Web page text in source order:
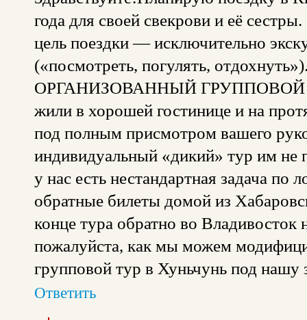
года для своей свекрови и её сестры.
цель поездки — исключительно
(«посмотреть, погулять,
ОРГАНИЗОВАННЫЙ ГРУППОВОЙ
жили в хорошей гостинице и на
под полным присмотром вашего
индивидуальный «дикий» тур им не
у нас есть нестандартная задача по
обратные билеты домой из
конце тура обратно во Владивосток
пожалуйста, как мы можем
групповой тур в Хуньчунь под нашу
Ответить